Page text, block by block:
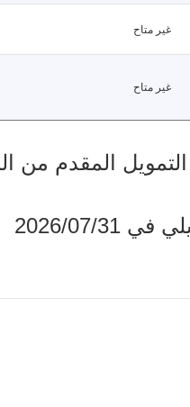
غير متاح
غير متاح
المقدم من البنك
07/31